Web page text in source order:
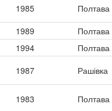
1985
Полтава
1989
Полтава
1994
Полтава
1987 Рашівка
1983 Полтава